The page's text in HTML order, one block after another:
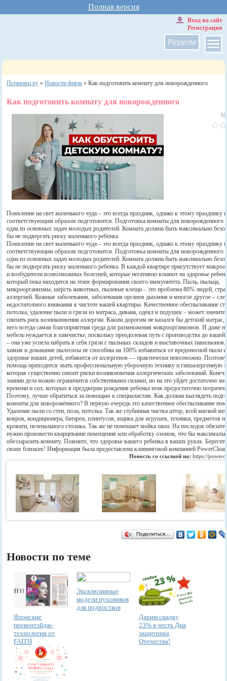
Полная версия
Разделы
Вход на сайт
Регистрация
Первенец.ру »Новости фирм »Как подготовить комнату для новорожденного
Как подготовить комнату для новорожденного
Появление на свет маленького чуда – это всегда праздник, однако к этому празднику
соответствующим образом подготовится. Подготовка комнаты для
одна из основных задач молодых родителей. Комната должна быть максимально
бы не подвергать риску маленького ребенка
Появление на свет маленького чуда – это всегда праздник, однако к этому празднику
соответствующим образом подготовится. Подготовка комнаты для
одна из основных задач молодых родителей. Комната должна быть максимально
бы не подвергать риску маленького ребенка. В каждой квартире присутствует
и возбудители всевозможных болезней, которые негативно влияют на здоровье
который пока находится на этапе формирования своего иммунитета. Пыль, пыльца,
микроорганизмы, шерсть животных, пылевые клещи – это проблема 80% людей,
аллергией. Кожные заболевания, заболевания органов дыхания и многое другое –
недостаточного внимания к чистоте вашей квартиры. Качественное обеспыливание
потолка, удаление пыли и грязи из матраса, дивана, одеял и подушек – может
снизить риск возникновения аллергии. Каким дорогим не казался бы детский матрас,
него всегда самая благоприятная среда для размножения микроорганизмов. И даже
мебель нуждается в химчистке, поскольку преодолевая путь с производства до
– она уже успела набрать в себя грязи с пыльных складов и выставочных
химия и домашние пылесосы не способны на 100% избавиться от вредоносной пыли
здоровье ваших детей, избавится от аллергенов — практически невозможно.
помощь приходится звать профессиональную уборочную технику и гипоалергенную
которая существенно снизит риски возникновения аллергических заболеваний.
знании дела можно ограничится собственными силами, но на это уйдет достаточно
времени и сил, которых в преддверии рождения ребенка итак предостаточно
Поэтому, лучше обратиться за помощью к специалистам. Как должна выглядеть
комнаты для новорожённого? В первую очередь это качественное обеспыливание
Удаление пыли со стен, пола, потолка. Так же глубинная чистка штор, всей мягкой
ковров, кондиционера, батареи, плинтусов, ящика для игрушек, техники, предметов
кровати, пеленального столика. Так же не помешает мойка окон. На последок
нужно произвести кварцевание помещения или обработку озоном, что бы
обеззаразить комнату. Помните, что здоровье вашего ребенка в ваших руках.
своих близких! Информация была предоставлена клининговой компанией PowerClean
Новость со ссылкой на:https://
Поделиться…
Новости по теме
Японские
превентэйдж-
технологии от
FAITH
Эксклюзивные
модели пуховиков
для подростков
Дарим скидку
23% в честь Дня
защитника
Отечества!